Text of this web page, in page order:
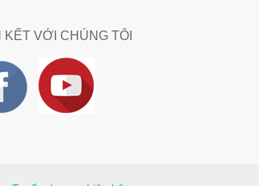
KẾT VỚI CHÚNG TÔI